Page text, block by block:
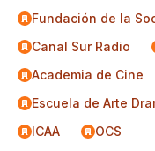
Fundación de la
Canal Sur Radio
Academia de Cine
Escuela de Arte
ICAA
OCS